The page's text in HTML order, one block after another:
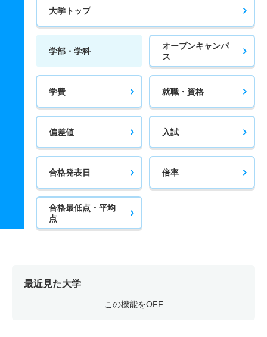
大学トップ
学部・学科
オープンキャンパ
ス
学費 就職・資格
偏差値 入試
合格発表日 倍率
合格最低点・平均
点
最近見た大学
この機能をOFF